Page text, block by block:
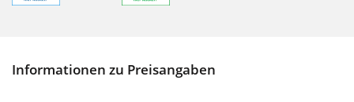
Informationen zu Preisangaben